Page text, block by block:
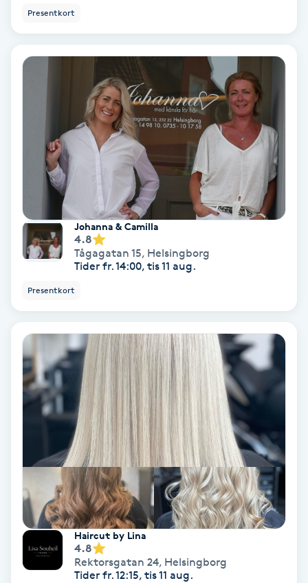
Spa-pedikyr
Svensk massage
Svettbehandling
Tuina-massage
Taktil massage
Tandblekning
Tandläkare
Tatuering
Tatueringsborttagning
Thaimassage
Toning
Presentkort
Johanna & Camilla
4.8
Tågagatan 15, Helsingborg
Tider fr. 14:00, tis 11 aug.
Presentkort
Haircut by Lina
4.8
Rektorsgatan 24, Helsingborg
Tider fr. 12:15, tis 11 aug.